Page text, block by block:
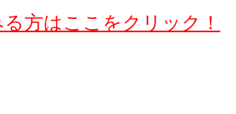
方はここをクリック！